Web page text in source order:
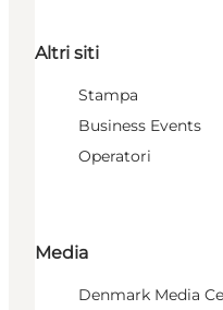
Altri siti
Stampa
Business Events
Operatori
Media
Denmark Media